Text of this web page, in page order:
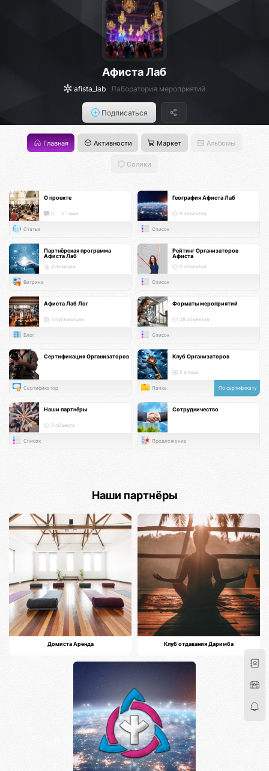
Афиста Лаб
afista_lab Лаборатория мероприятий
Подписаться
Главная Активности Маркет Альбомы
Солики
О проекте
0 < 1 мин.
Статья
География Афиста Лаб
9 объектов
Список
Партнёрская программа
Афиста Лаб
4 позиции
Витрина
Рейтинг Организаторов
Афиста
0 объектов
Список
Афиста Лаб Лог
3 публикации
Блог
Форматы мероприятий
28 объектов
Список
Сертификация Организаторов
Сертификатор
Клуб Организаторов
2 атома
Папка По сертификату
Наши партнёры
3 объекта
Список
Сотрудничество
Предложение
Наши партнёры
Домиста Аренда Клуб отдавания Даримба